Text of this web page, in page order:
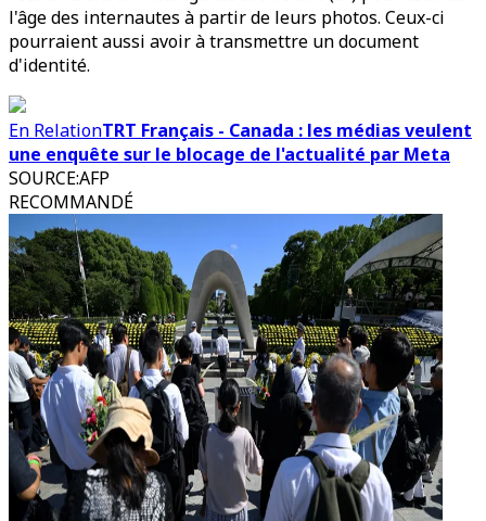
l'âge des internautes à partir de leurs photos. Ceux-ci
pourraient aussi avoir à transmettre un document
d'identité.
En RelationTRT Français - Canada : les médias veulent
une enquête sur le blocage de l'actualité par Meta
SOURCE:AFP
RECOMMANDÉ